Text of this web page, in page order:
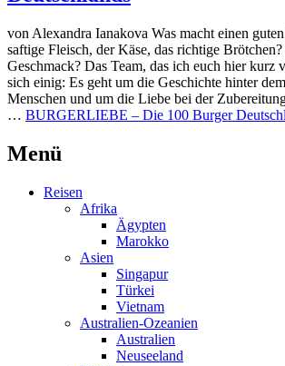
von Alexandra Ianakova Was macht einen
saftige Fleisch, der Käse, das richtige
Geschmack? Das Team, das ich euch hier kurz
sich einig: Es geht um die Geschichte hinter
Menschen und um die Liebe bei der
… BURGERLIEBE – Die 100 Burger
Menü
Reisen
Afrika
Ägypten
Marokko
Asien
Singapur
Türkei
Vietnam
Australien-Ozeanien
Australien
Neuseeland